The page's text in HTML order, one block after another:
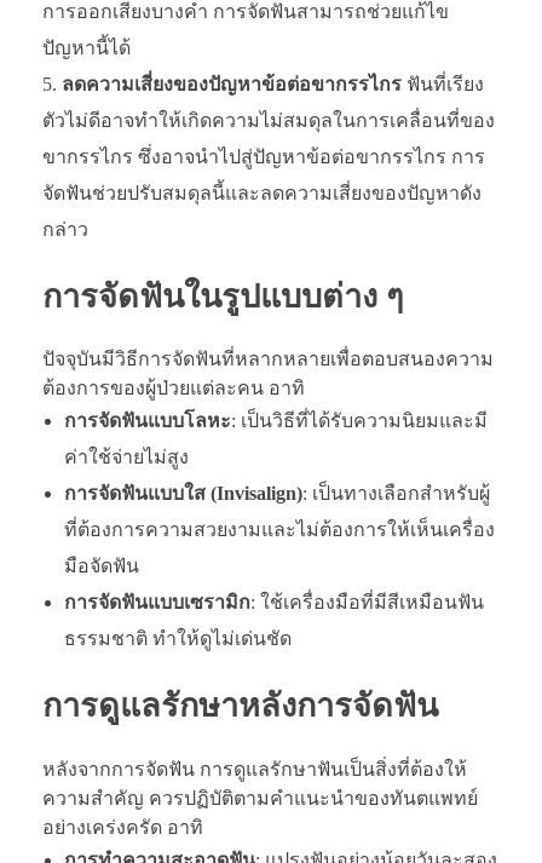
การออกเสียงบางคำ การจัดฟันสามารถช่วยแก้ไข
ปัญหานี้ได้
ลดความเสี่ยงของปัญหาข้อต่อขากรรไกร ฟันที่เรียง
ตัวไม่ดีอาจทำให้เกิดความไม่สมดุลในการเคลื่อนที่ของ
ขากรรไกร ซึ่งอาจนำไปสู่ปัญหาข้อต่อขากรรไกร การ
จัดฟันช่วยปรับสมดุลนี้และลดความเสี่ยงของปัญหาดัง
กล่าว
การจัดฟันในรูปแบบต่าง ๆ
ปัจจุบันมีวิธีการจัดฟันที่หลากหลายเพื่อตอบสนองความ
ต้องการของผู้ป่วยแต่ละคน อาทิ
การจัดฟันแบบโลหะ: เป็นวิธีที่ได้รับความนิยมและมี
ค่าใช้จ่ายไม่สูง
การจัดฟันแบบใส (Invisalign): เป็นทางเลือกสำหรับผู้
ที่ต้องการความสวยงามและไม่ต้องการให้เห็นเครื่อง
มือจัดฟัน
การจัดฟันแบบเซรามิก: ใช้เครื่องมือที่มีสีเหมือนฟัน
ธรรมชาติ ทำให้ดูไม่เด่นชัด
การดูแลรักษาหลังการจัดฟัน
หลังจากการจัดฟัน การดูแลรักษาฟันเป็นสิ่งที่ต้องให้
ความสำคัญ ควรปฏิบัติตามคำแนะนำของทันตแพทย์
อย่างเคร่งครัด อาทิ